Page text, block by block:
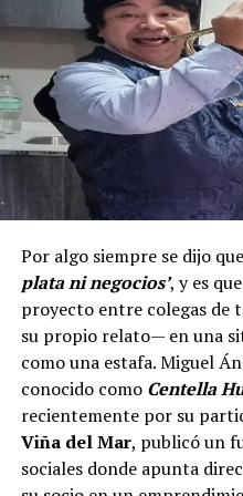
Por algo siempre se dijo
plata ni negocios’, y es
proyecto entre colegas de
su propio relato— en una
como una estafa. Miguel
conocido como Centella
recientemente por su
Viña del Mar, publicó un
sociales donde apunta